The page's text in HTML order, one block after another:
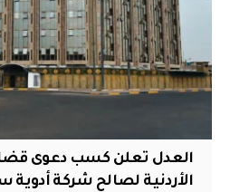
العدل تعلن كسب دعوى
الأردنية لصالح شركة أدوية